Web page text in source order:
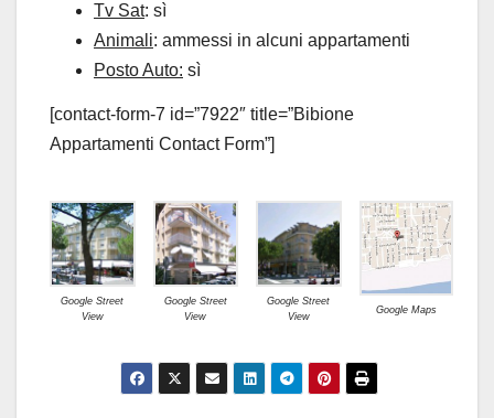
Tv Sat: sì
Animali: ammessi in alcuni appartamenti
Posto Auto: sì
[contact-form-7 id=”7922″ title=”Bibione
Appartamenti Contact Form”]
Google Street
View
Google Street
View
Google Street
View
Google Maps